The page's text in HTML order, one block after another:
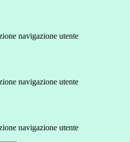
navigazione utente
navigazione utente
navigazione utente